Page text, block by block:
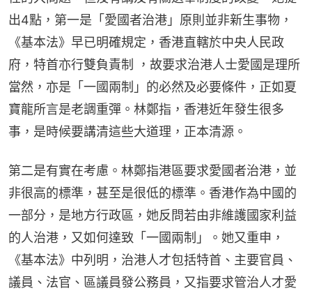
出4點，第一是「愛國者治港」原則並非新生事物，
《基本法》早已明確規定，香港直轄於中央人民政
府，特首亦行雙負責制 ，故要求治港人士愛國是理所
當然，亦是「一國兩制」的必然及必要條件，正如夏
寶龍所言是老調重彈。林鄭指，香港近年發生很多
事，是時候要講清這些大道理，正本清源。
第二是有實在考慮。林鄭指港區要求愛國者治港，並
非很高的標準，甚至是很低的標準。香港作為中國的
一部分，是地方行政區，她反問若由非維護國家利益
的人治港，又如何達致「一國兩制」。她又重申，
《基本法》中列明，治港人才包括特首、主要官員、
議員、法官、區議員發公務員，又指要求管治人才愛